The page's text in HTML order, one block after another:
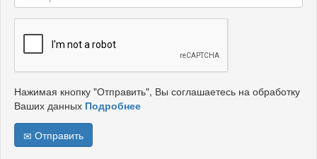
Нажимая кнопку "Отправить", Вы соглашаетесь на обработку
Ваших данных Подробнее
Отправить